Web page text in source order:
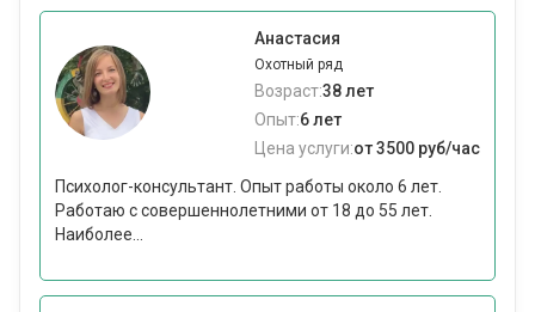
Анастасия
Охотный ряд
Возраст:38 лет
Опыт:6 лет
Цена услуги:от 3500 руб/час
Психолог-консультант. Опыт работы около 6 лет.
Работаю с совершеннолетними от 18 до 55 лет.
Наиболее...